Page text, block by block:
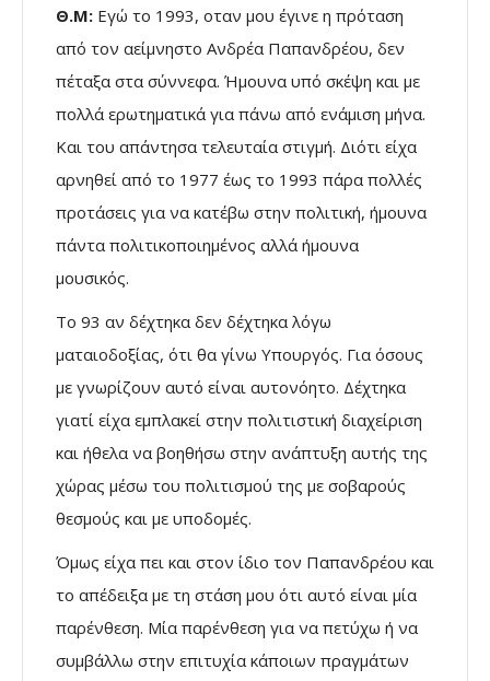
Θ.Μ: Εγώ το 1993, οταν μου έγινε η πρόταση
από τον αείμνηστο Ανδρέα Παπανδρέου, δεν
πέταξα στα σύννεφα. Ήμουνα υπό σκέψη και με
πολλά ερωτηματικά για πάνω από ενάμιση μήνα.
Και του απάντησα τελευταία στιγμή. Διότι είχα
αρνηθεί από το 1977 έως το 1993 πάρα πολλές
προτάσεις για να κατέβω στην πολιτική, ήμουνα
πάντα πολιτικοποιημένος αλλά ήμουνα
μουσικός.
Το 93 αν δέχτηκα δεν δέχτηκα λόγω
ματαιοδοξίας, ότι θα γίνω Υπουργός. Για όσους
με γνωρίζουν αυτό είναι αυτονόητο. Δέχτηκα
γιατί είχα εμπλακεί στην πολιτιστική διαχείριση
και ήθελα να βοηθήσω στην ανάπτυξη αυτής της
χώρας μέσω του πολιτισμού της με σοβαρούς
θεσμούς και με υποδομές.
Όμως είχα πει και στον ίδιο τον Παπανδρέου και
το απέδειξα με τη στάση μου ότι αυτό είναι μία
παρένθεση. Μία παρένθεση για να πετύχω ή να
συμβάλλω στην επιτυχία κάποιων πραγμάτων